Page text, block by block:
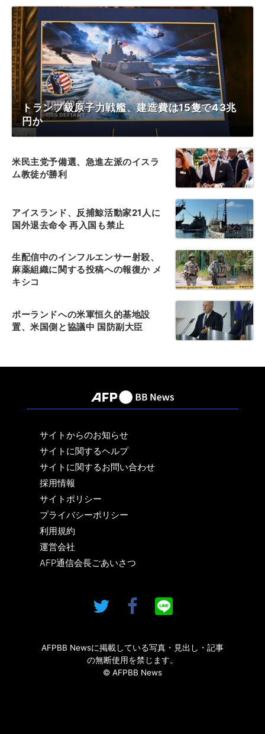
トランプ級原子力戦艦、建造費は15隻で43兆
円か
米民主党予備選、急進左派のイスラ
ム教徒が勝利
アイスランド、反捕鯨活動家21人に
国外退去命令 再入国も禁止
生配信中のインフルエンサー射殺、
麻薬組織に関する投稿への報復か メ
キシコ
ポーランドへの米軍恒久的基地設
置、米国側と協議中 国防副大臣
サイトからのお知らせ
サイトに関するヘルプ
サイトに関するお問い合わせ
採用情報
サイトポリシー
プライバシーポリシー
利用規約
運営会社
AFP通信会長ごあいさつ
AFPBB Newsに掲載している写真・見出し・記事
の無断使用を禁じます。
© AFPBB News